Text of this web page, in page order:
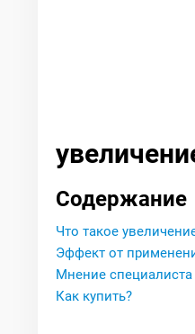
Содержание
Что такое
Эффект от
Мнение специалиста
Как купить?